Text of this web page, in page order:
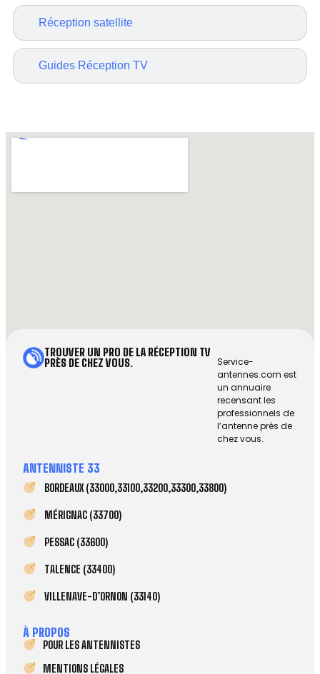
Réception satellite
Guides Réception TV
TROUVER UN PRO DE LA RÉCEPTION TV
PRÈS DE CHEZ VOUS.
Service-
antennes.com est
un annuaire
recensant les
professionnels de
l’antenne près de
chez vous.
ANTENNISTE 33
BORDEAUX (33000,33100,33200,33300,33800)
MÉRIGNAC (33700)
PESSAC (33600)
TALENCE (33400)
VILLENAVE-D’ORNON (33140)
À PROPOS
POUR LES ANTENNISTES
MENTIONS LÉGALES